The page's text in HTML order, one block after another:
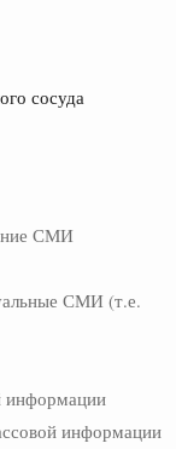
сосуда
СМИ
СМИ (т.е.
информации
информации